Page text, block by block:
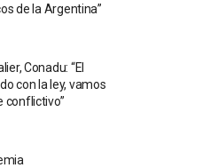
de la Argentina”
Conadu: “El
con la ley, vamos
conflictivo”